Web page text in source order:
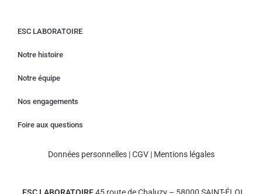
ESC LABORATOIRE
Notre histoire
Notre équipe
Nos engagements
Foire aux questions
Données personnelles|CGV| Mentions légales